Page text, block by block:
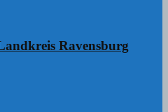
Ravensburg